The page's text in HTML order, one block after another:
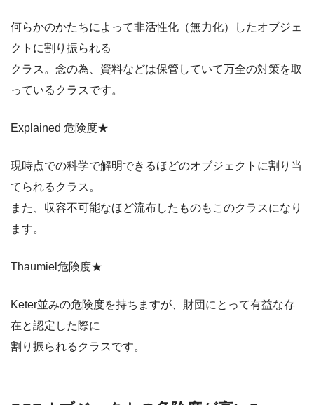
何らかのかたちによって非活性化（無力化）したオブジェ
クトに割り振られる
クラス。念の為、資料などは保管していて万全の対策を取
っているクラスです。
Explained 危険度★
現時点での科学で解明できるほどのオブジェクトに割り当
てられるクラス。
また、収容不可能なほど流布したものもこのクラスになり
ます。
Thaumiel危険度★
Keter並みの危険度を持ちますが、財団にとって有益な存
在と認定した際に
割り振られるクラスです。